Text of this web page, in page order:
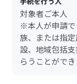
対象者ご本人
※本人が申請で
族、または指
設、地域包括
らうことができ